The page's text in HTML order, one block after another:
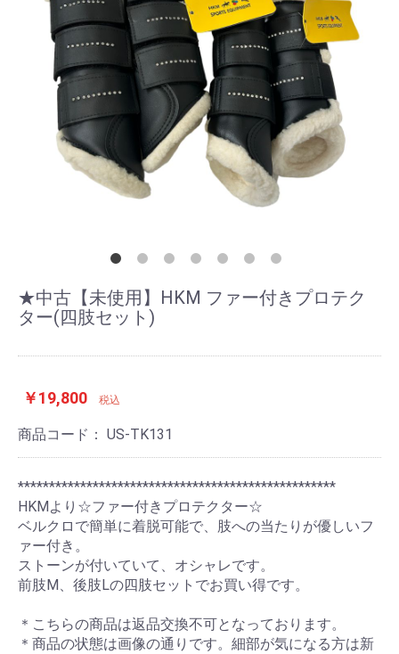
★中古【未使用】HKM ファー付きプロテク
ター(四肢セット)
￥19,800 税込
商品コード： US-TK131
***************************************************
HKMより☆ファー付きプロテクター☆
ベルクロで簡単に着脱可能で、肢への当たりが優しいフ
ァー付き。
ストーンが付いていて、オシャレです。
前肢M、後肢Lの四肢セットでお買い得です。
＊こちらの商品は返品交換不可となっております。
＊商品の状態は画像の通りです。細部が気になる方は新